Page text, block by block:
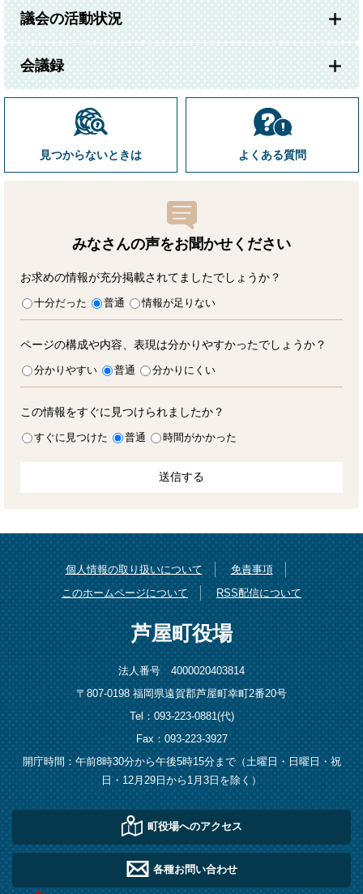
議会の活動状況
会議録
見つからないときは よくある質問
みなさんの声をお聞かせ ください
お求めの情報が充分掲載されてましたでしょうか？
十分だった 普通 情報が足りない
ページの構成や内容、表現は分かりやすかったでしょうか？
分かりやすい 普通 分かりにくい
この情報をすぐに見つけられましたか？
すぐに見つけた 普通 時間がかかった
個人情報の取り扱いについて
免責事項
このホームページについて
RSS配信について
芦屋町役場
法人番号 4000020403814
〒807-0198 福岡県遠賀郡芦屋町幸町2番20号
Tel：093-223-0881(代)
Fax：093-223-3927
開庁時間：午前8時30分から午後5時15分まで（土曜日・日曜日・祝
日・12月29日から1月3日を除く）
町役場へのアクセス
各種お問い合わせ